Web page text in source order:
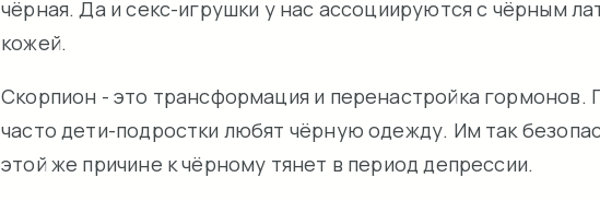
чёрная. Да и секс-игрушки у нас ассоциируются с чёрным
кожей.
Скорпион - это трансформация и перенастройка гормонов.
часто дети-подростки любят чёрную одежду. Им так
этой же причине к чёрному тянет в период депрессии.